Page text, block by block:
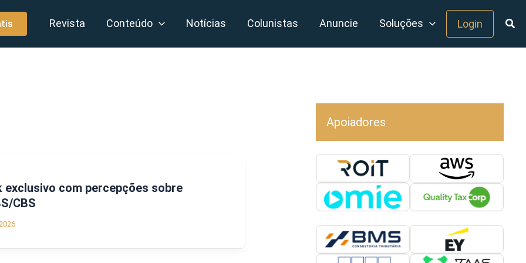
Revista Conteúdo Notícias Colunistas Anuncie Soluções Login
exclusivo com percepções sobre
CBS
Apoiadores